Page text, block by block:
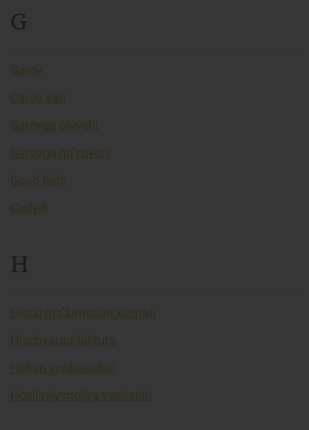
G
Garov
Garov xati
Garovga oluvchi
Garovga qo’yuvchi
Good faith
Gudvill
H
Hisob ma’lumotlari xizmati
Hisobvaraq-faktura
Hokim yordamchisi
Hosilaviy moliya vositalari